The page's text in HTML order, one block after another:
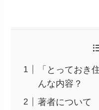
「とっておき
んな内容？
著者について